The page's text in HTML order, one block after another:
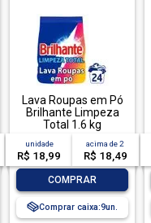
Lava Roupas em Pó
Brilhante Limpeza
Total 1.6 kg
unidade
R$ 18,99
acima de2
R$ 18,49
COMPRAR
Comprar caixa:9